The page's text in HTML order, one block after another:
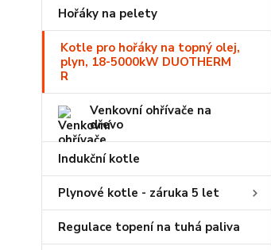
Hořáky na pelety
Kotle pro hořáky na topný olej,
plyn, 18-5000kW DUOTHERM
R
Venkovní ohřívače na
dřevo
Indukční kotle
Plynové kotle - záruka 5 let
Regulace topení na tuhá paliva